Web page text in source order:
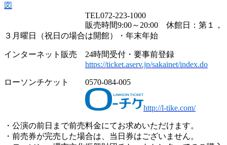
図
TEL072-223-1000
販売時間9:00～20:00 休館日：第１，
３月曜日（祝日の場合は開館）・年末年始
インターネット販売 24時間受付・要事前登録
https://ticket.aserv.jp/sakainet/index.do
ローソンチケット 0570-084-005
http://l-tike.com/
・公演の前日まで前売料金にてお求めいただけます。
・前売券が完売した場合は、当日券はございません。